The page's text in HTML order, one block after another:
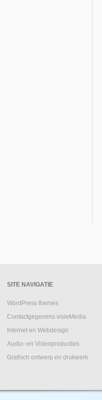
SITE NAVIGATIE
WordPress themes
Contactgegevens visieMedia
Internet en Webdesign
Audio- en Videoproducties
Grafisch ontwerp en drukwerk